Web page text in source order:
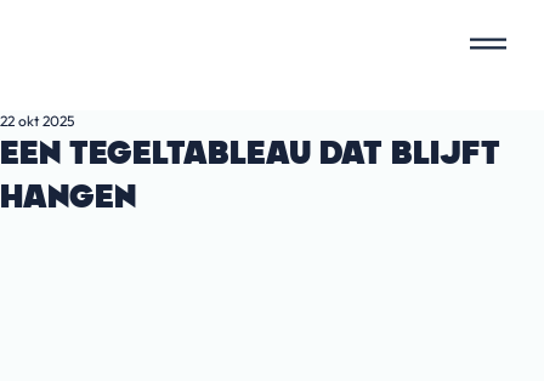
EEN TEGELTABLEAU DAT BLIJFT
HANGEN
22 okt 2025